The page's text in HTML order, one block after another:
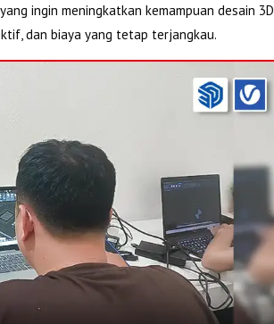
ingin meningkatkan kemampuan desain 3D
dan biaya yang tetap terjangkau.